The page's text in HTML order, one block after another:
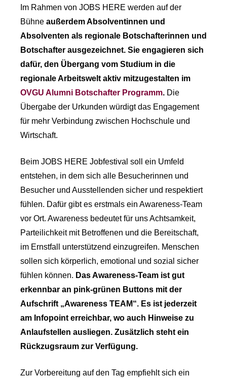
Im Rahmen von JOBS HERE werden auf der
Bühne außerdem Absolventinnen und
Absolventen als regionale Botschafterinnen und
Botschafter ausgezeichnet. Sie engagieren sich
dafür, den Übergang vom Studium in die
regionale Arbeitswelt aktiv mitzugestalten im
OVGU Alumni Botschafter Programm. Die
Übergabe der Urkunden würdigt das Engagement
für mehr Verbindung zwischen Hochschule und
Wirtschaft.
Beim JOBS HERE Jobfestival soll ein Umfeld
entstehen, in dem sich alle Besucherinnen und
Besucher und Ausstellenden sicher und respektiert
fühlen. Dafür gibt es erstmals ein Awareness-Team
vor Ort. Awareness bedeutet für uns Achtsamkeit,
Parteilichkeit mit Betroffenen und die Bereitschaft,
im Ernstfall unterstützend einzugreifen. Menschen
sollen sich körperlich, emotional und sozial sicher
fühlen können. Das Awareness-Team ist gut
erkennbar an pink-grünen Buttons mit der
Aufschrift „Awareness TEAM“. Es ist jederzeit
am Infopoint erreichbar, wo auch Hinweise zu
Anlaufstellen ausliegen. Zusätzlich steht ein
Rückzugsraum zur Verfügung.
Zur Vorbereitung auf den Tag empfiehlt sich ein